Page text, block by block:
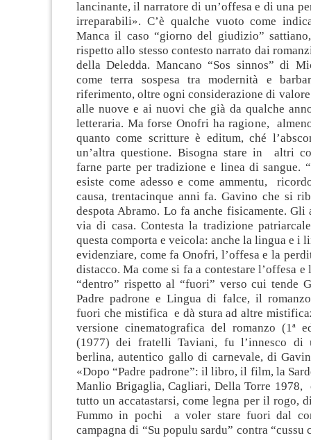
lancinante, il narratore di un’offesa e di una
irreparabili». C’è qualche vuoto come
Manca il caso “giorno del giudizio”
rispetto allo stesso contesto narrato dai
della Deledda. Mancano “Sos sinnos” di
come terra sospesa tra modernità e
riferimento, oltre ogni considerazione di
alle nuove e ai nuovi che già da qualche
letteraria. Ma forse Onofri ha ragione,
quanto come scritture è editum, ché
un’altra questione. Bisogna stare in altri
farne parte per tradizione e linea di sangue.
esiste come adesso e come ammentu,
causa, trentacinque anni fa. Gavino che si
despota Abramo. Lo fa anche fisicamente. Gli
via di casa. Contesta la tradizione
questa comporta e veicola: anche la lingua e i
evidenziare, come fa Onofri, l’offesa e la
distacco. Ma come si fa a contestare l’offesa e
“dentro” rispetto al “fuori” verso cui tende
Padre padrone e Lingua di falce, il
fuori che mistifica e dà stura ad altre
versione cinematografica del romanzo (1ª
(1977) dei fratelli Taviani, fu l’innesco di
berlina, autentico gallo di carnevale, di
«Dopo “Padre padrone”: il libro, il film, la
Manlio Brigaglia, Cagliari, Della Torre 1978,
tutto un accatastarsi, come legna per il rogo,
Fummo in pochi a voler stare fuori dal
campagna di “Su populu sardu” contra